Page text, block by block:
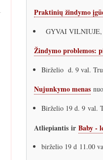
Praktinių žindymo
GYVAI VILNIUJE,
Žindymo problemos:
Birželio d. 9 val.
Nujunkymo menas
Birželio 19 d. 9 val.
Atliepiantis ir Baby -
birželio 19 d 11.00